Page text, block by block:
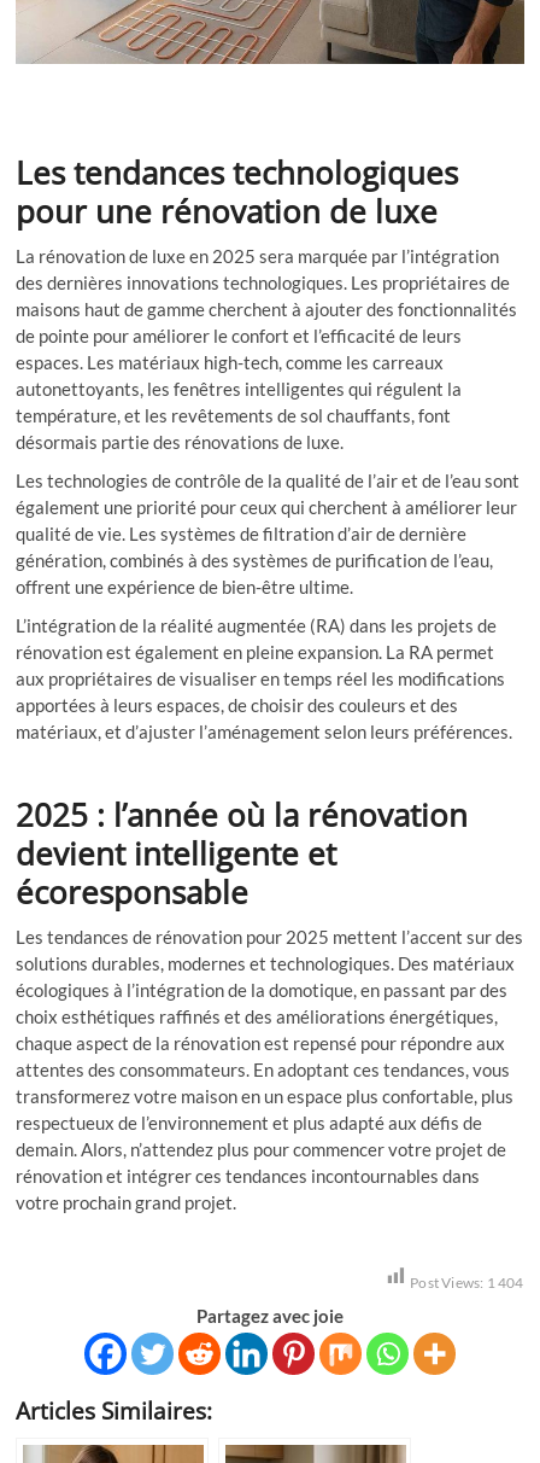
Les tendances technologiques
pour une rénovation de luxe
La rénovation de luxe en 2025 sera marquée par l’intégration
des dernières innovations technologiques. Les propriétaires de
maisons haut de gamme cherchent à ajouter des fonctionnalités
de pointe pour améliorer le confort et l’efficacité de leurs
espaces. Les matériaux high-tech, comme les carreaux
autonettoyants, les fenêtres intelligentes qui régulent la
température, et les revêtements de sol chauffants, font
désormais partie des rénovations de luxe.
Les technologies de contrôle de la qualité de l’air et de l’eau sont
également une priorité pour ceux qui cherchent à améliorer leur
qualité de vie. Les systèmes de filtration d’air de dernière
génération, combinés à des systèmes de purification de l’eau,
offrent une expérience de bien-être ultime.
L’intégration de la réalité augmentée (RA) dans les projets de
rénovation est également en pleine expansion. La RA permet
aux propriétaires de visualiser en temps réel les modifications
apportées à leurs espaces, de choisir des couleurs et des
matériaux, et d’ajuster l’aménagement selon leurs préférences.
2025 : l’année où la rénovation
devient intelligente et
écoresponsable
Les tendances de rénovation pour 2025 mettent l’accent sur des
solutions durables, modernes et technologiques. Des matériaux
écologiques à l’intégration de la domotique, en passant par des
choix esthétiques raffinés et des améliorations énergétiques,
chaque aspect de la rénovation est repensé pour répondre aux
attentes des consommateurs. En adoptant ces tendances, vous
transformerez votre maison en un espace plus confortable, plus
respectueux de l’environnement et plus adapté aux défis de
demain. Alors, n’attendez plus pour commencer votre projet de
rénovation et intégrer ces tendances incontournables dans
votre prochain grand projet.
Post Views: 1 404
Partagez avec joie
Articles Similaires: